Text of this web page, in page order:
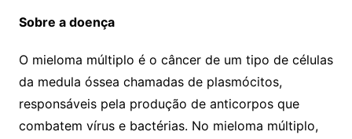
Sobre a doença
O mieloma múltiplo é o câncer de um tipo de células
da medula óssea chamadas de plasmócitos,
responsáveis pela produção de anticorpos que
combatem vírus e bactérias. No mieloma múltiplo,